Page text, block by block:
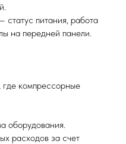
статус питания, работа
на передней панели.
компрессорные
оборудования.
расходов за счет